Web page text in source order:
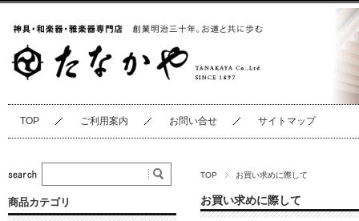
TOP ご利用案内 お問い合せ サイトマップ
TOP お買い求めに際して
お買い求めに際して
商品カテゴリ